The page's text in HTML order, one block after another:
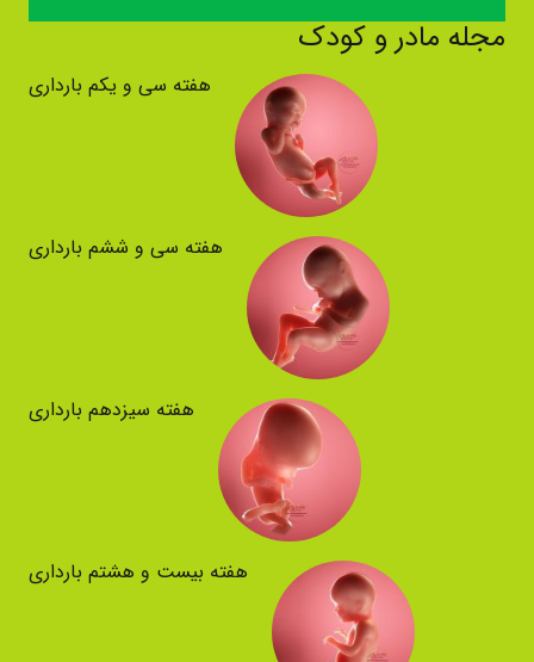
مجله مادر و کودک
هفته سی و یکم بارداری
هفته سی و ششم بارداری
هفته سیزدهم بارداری
هفته بیست و هشتم بارداری